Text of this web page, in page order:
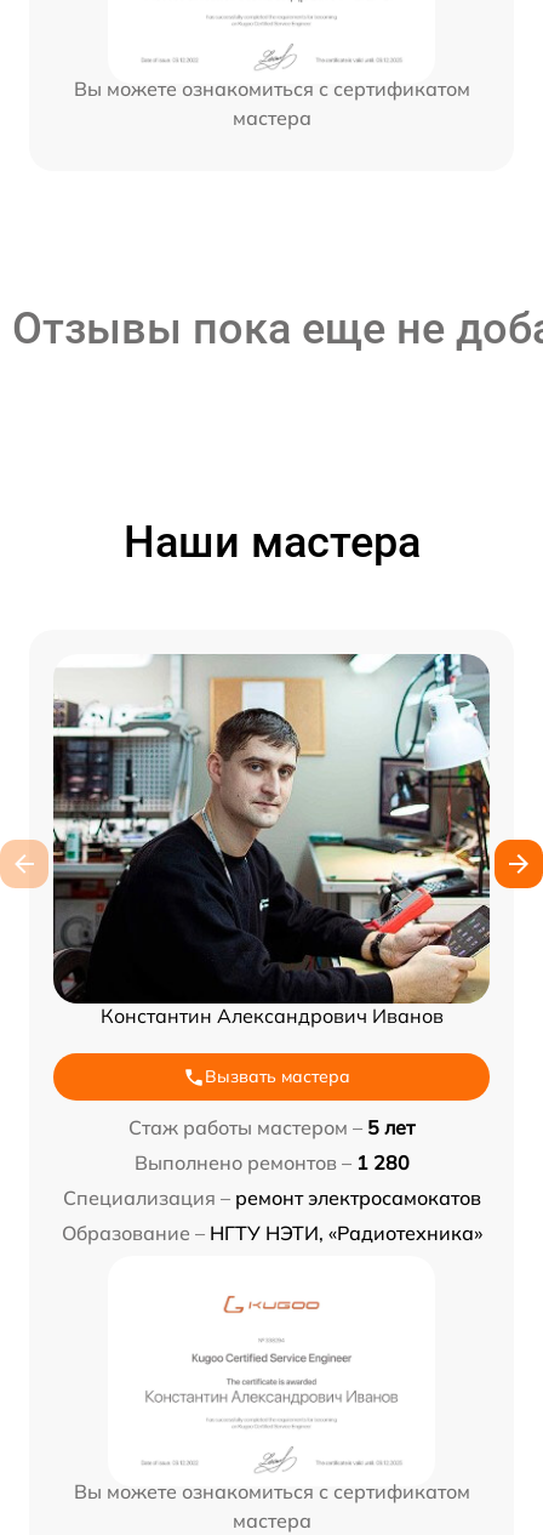
Вы можете ознакомиться с сертификатом
мастера
Отзывы пока еще не
Наши мастера
Константин Александрович Иванов
Вызвать мастера
Стаж работы мастером – 5 лет
Выполнено ремонтов – 1 280
Специализация – ремонт электросамокатов
Образование – НГТУ НЭТИ, «Радиотехника»
Вы можете ознакомиться с сертификатом
мастера